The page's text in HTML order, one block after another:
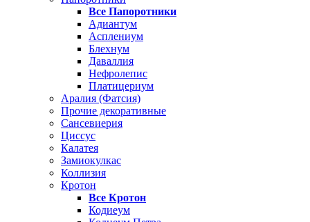
Все Папоротники
Адиантум
Асплениум
Блехнум
Даваллия
Нефролепис
Платицериум
Аралия (Фатсия)
Прочие декоративные
Сансевиерия
Циссус
Калатея
Замиокулкас
Коллизия
Кротон
Все Кротон
Кодиеум